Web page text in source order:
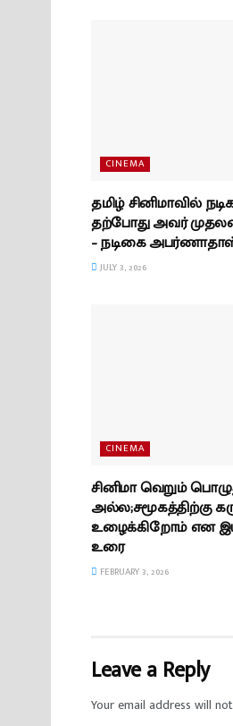
CINEMA
தமிழ் சினிமாவில்
தற்போது அவர்
– நடிகை
JULY 3, 2026
CINEMA
சினிமா வெறும்
அல்ல;சமூகத்திற்கு
உழைக்கிறோம் என
உரை
FEBRUARY 3, 2026
Leave a Reply
Your email address will